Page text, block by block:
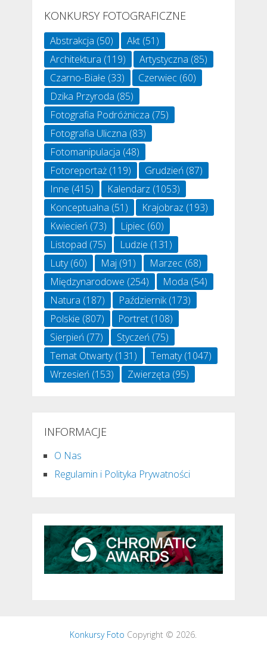
KONKURSY FOTOGRAFICZNE
Abstrakcja (50) Akt(51)
Architektura (119) Artystyczna (85)
Czarno-Białe (33) Czerwiec(60)
Dzika Przyroda (85)
Fotografia Podróżnicza (75)
Fotografia Uliczna (83)
Fotomanipulacja (48)
Fotoreportaż(119) Grudzień(87)
Inne (415) Kalendarz (1053)
Konceptualna (51) Krajobraz (193)
Kwiecień(73) Lipiec(60)
Listopad (75) Ludzie (131)
Luty(60) Maj(91) Marzec(68)
Międzynarodowe (254) Moda (54)
Natura (187) Październik(173)
Polskie (807) Portret(108)
Sierpień(77) Styczeń(75)
Temat Otwarty(131) Tematy(1047)
Wrzesień(153) Zwierzęta (95)
INFORMACJE
O Nas
Regulamin i Polityka Prywatności
Konkursy Foto Copyright © 2026.